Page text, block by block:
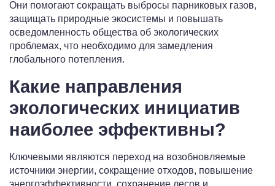
Они помогают сокращать выбросы парниковых газов,
защищать природные экосистемы и повышать
осведомленность общества об экологических
проблемах, что необходимо для замедления
глобального потепления.
Какие направления
экологических инициатив
наиболее эффективны?
Ключевыми являются переход на возобновляемые
источники энергии, сокращение отходов, повышение